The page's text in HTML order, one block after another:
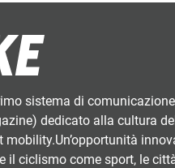
sistema di
dedicato alla cultura
mobility.Un’opportunità
il ciclismo come sport, le